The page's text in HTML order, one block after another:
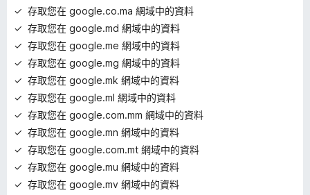
存取您在 google.co.ma 網域中的資料
存取您在 google.md 網域中的資料
存取您在 google.me 網域中的資料
存取您在 google.mg 網域中的資料
存取您在 google.mk 網域中的資料
存取您在 google.ml 網域中的資料
存取您在 google.com.mm 網域中的資料
存取您在 google.mn 網域中的資料
存取您在 google.com.mt 網域中的資料
存取您在 google.mu 網域中的資料
存取您在 google.mv 網域中的資料